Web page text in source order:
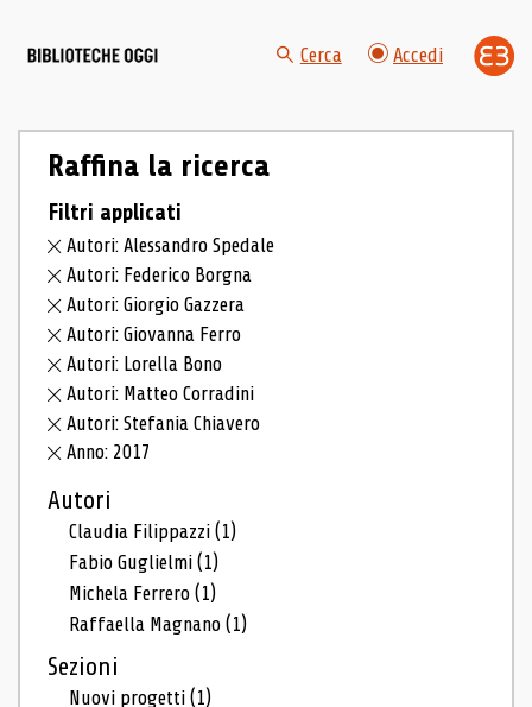
Cerca Accedi
Raffina la ricerca
Filtri applicati
Autori: Alessandro Spedale
Autori: Federico Borgna
Autori: Giorgio Gazzera
Autori: Giovanna Ferro
Autori: Lorella Bono
Autori: Matteo Corradini
Autori: Stefania Chiavero
Anno: 2017
Autori
Claudia Filippazzi(1)
Fabio Guglielmi(1)
Michela Ferrero(1)
Raffaella Magnano(1)
Sezioni
Nuovi progetti(1)